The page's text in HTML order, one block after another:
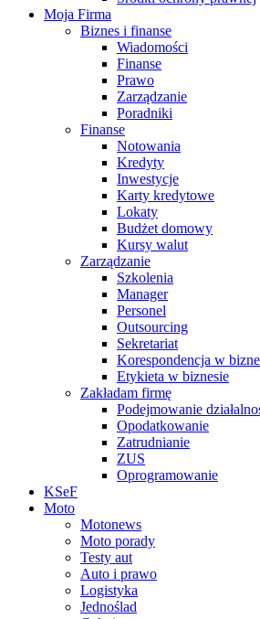
Moja Firma
Biznes i finanse
Wiadomości
Finanse
Prawo
Zarządzanie
Poradniki
Finanse
Notowania
Kredyty
Inwestycje
Karty kredytowe
Lokaty
Budżet domowy
Kursy walut
Zarządzanie
Szkolenia
Manager
Personel
Outsourcing
Sekretariat
Korespondencja w
Etykieta w biznesie
Zakładam firmę
Podejmowanie
Opodatkowanie
Zatrudnianie
ZUS
Oprogramowanie
KSeF
Moto
Motonews
Moto porady
Testy aut
Auto i prawo
Logistyka
Jednoślad